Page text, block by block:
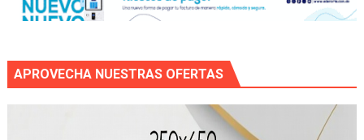
APROVECHA NUESTRAS OFERTAS